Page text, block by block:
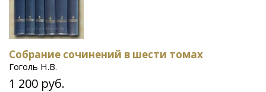
Собрание сочинений в шести томах
Гоголь Н.В.
1 200 руб.